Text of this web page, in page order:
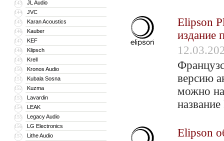
143 JL Audio
144 JVC
145 Karan Acoustics
146 Kauber
147 KEF
148 Klipsch
149 Krell
150 Kronos Audio
151 Kubala Sosna
152 Kuzma
153 Lavardin
154 LEAK
155 Legacy Audio
156 LG Electronics
157 Lithe Audio
Elipson
издание
версию
можно
Elipson